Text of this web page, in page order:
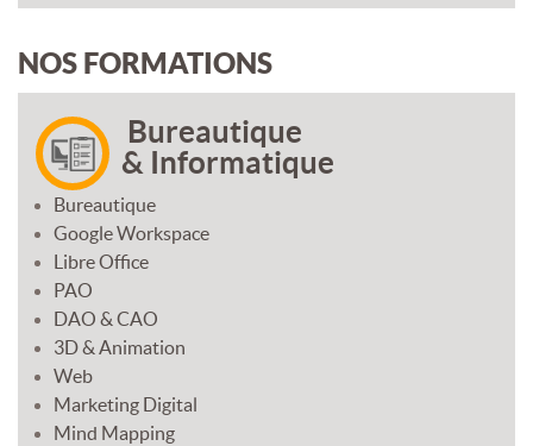
NOS FORMATIONS
Bureautique
& Informatique
Bureautique
Google Workspace
Libre Office
PAO
DAO & CAO
3D & Animation
Web
Marketing Digital
Mind Mapping